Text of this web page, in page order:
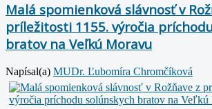
Malá spomienková slávnosť v
príležitosti 1155. výročia
bratov na Veľkú Moravu
Napísal(a) MUDr. Ľubomíra Chromčíková